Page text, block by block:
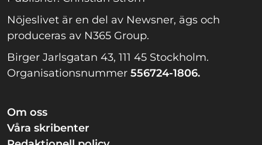
Nöjeslivet är en del av Newsner, ägs och
produceras av N365 Group.
Birger Jarlsgatan 43, 111 45 Stockholm.
Organisationsnummer 556724-1806.
Om oss
Våra skribenter